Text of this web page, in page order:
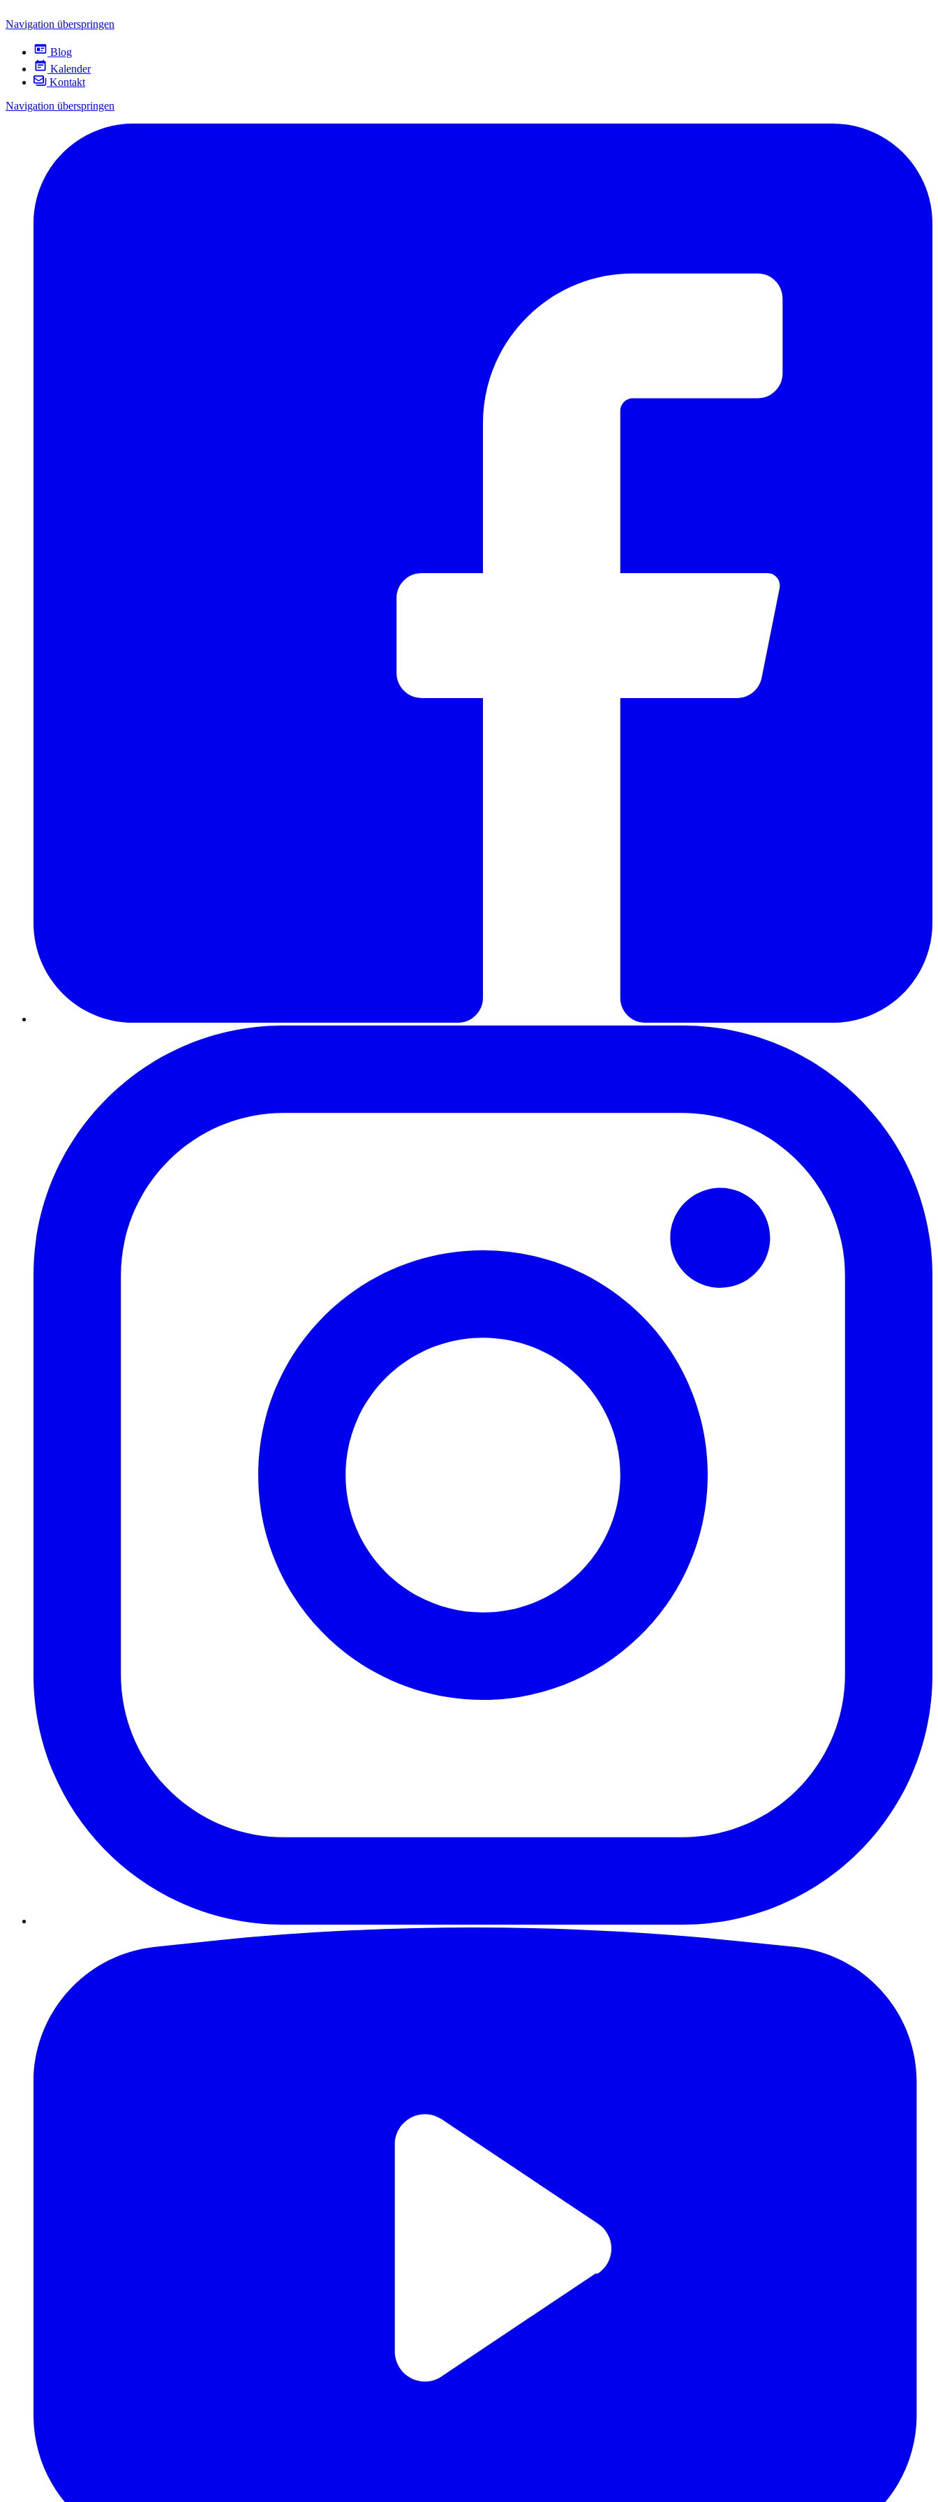
Navigation überspringen
Blog
Kalender
Kontakt
Navigation überspringen